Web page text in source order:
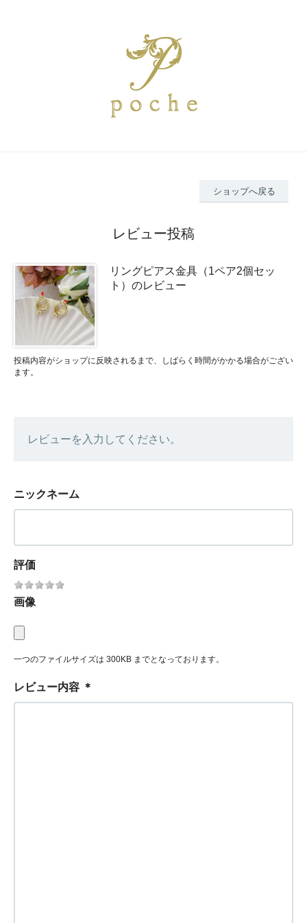
ショップへ戻る
レビュー投稿
リングピアス金具（1ペア2個セッ
ト）のレビュー
投稿内容がショップに反映されるまで、しばらく時間がかかる場合がござい
ます。
レビューを入力してください。
ニックネーム
評価
画像
一つのファイルサイズは 300KB までとなっております。
レビュー内容 ＊